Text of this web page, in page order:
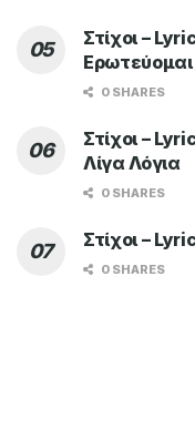
Στίχοι –
Ερωτεύομαι
0 SHARES
Στίχοι –
Λίγα Λόγια
0 SHARES
Στίχοι –
0 SHARES